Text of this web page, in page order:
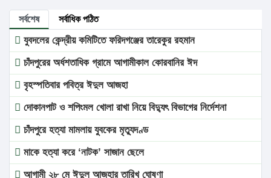
সর্বশেষ সর্বাধিক পঠিত
যুবদলের কেন্দ্রীয় কমিটিতে ফরিদগঞ্জের তারেকুর রহমান
চাঁদপুরের অর্ধশতাধিক গ্রামে আগামীকাল কোরবানির ঈদ
বৃহস্পতিবার পবিত্র ঈদুল আজহা
দোকানপাট ও শপিংমল খোলা রাখা নিয়ে বিদ্যুৎ বিভাগের নির্দেশনা
চাঁদপুরে হত্যা মামলায় যুবকের মৃত্যুদণ্ড
মাকে হত্যা করে ‘নাটক’ সাজান ছেলে
আগামী ২৮ মে ঈদুল আজহার তারিখ ঘোষণা